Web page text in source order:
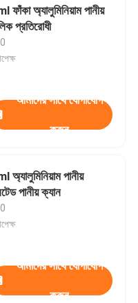
অ্যালুমিনিয়াম পানীয়
প্রতিরোধী
আমাদের সাথে যোগাযোগ
করুন
পানীয়
পানীয় ক্যান
আমাদের সাথে যোগাযোগ
করুন